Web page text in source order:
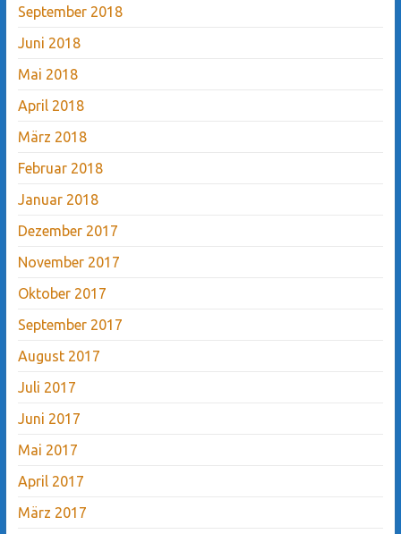
September 2018
Juni 2018
Mai 2018
April 2018
März 2018
Februar 2018
Januar 2018
Dezember 2017
November 2017
Oktober 2017
September 2017
August 2017
Juli 2017
Juni 2017
Mai 2017
April 2017
März 2017